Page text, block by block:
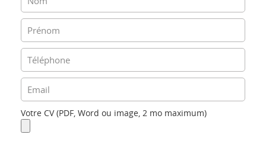
Votre CV (PDF, Word ou image, 2 mo maximum)